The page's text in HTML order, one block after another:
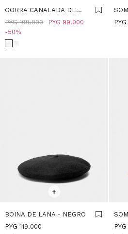
GORRA CANALADA DE
TERCIOPELO - MARRON
PYG 99.000
PYG 199.000
50
PYG
+
BOINA DE LANA - NEGRO
PYG 119.000 PYG